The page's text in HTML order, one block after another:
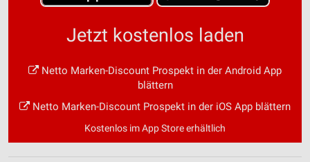
Jetzt kostenlos laden
Netto Marken-Discount Prospekt in der Android App
blättern
Netto Marken-Discount Prospekt in der iOS App blättern
Kostenlos im App Store erhältlich